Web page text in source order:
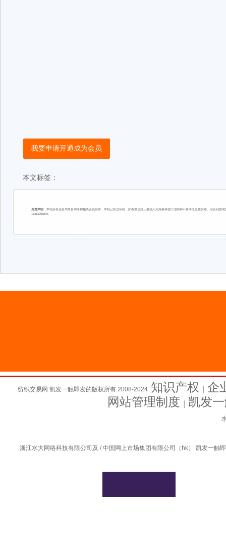
我要申请开通成为会员
本文标签：
免责声明： 本站所有信息均来自网络和相关会员发布，本站已经过审核，如有发现第三者他人利用各种借口理由和不择手段恶意发布、涉及到
15313206870。
纺织交易网 凯发一触即发的版权所有 2008-2024 知识产权
企
网站管理制度
凯发
浙江水大网络科技有限公司及 / 中国网上市场集团有限公司（hk） 凯发一触